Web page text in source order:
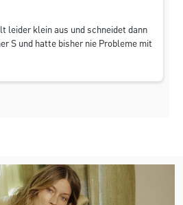
leider klein aus und schneidet dann
S und hatte bisher nie Probleme mit